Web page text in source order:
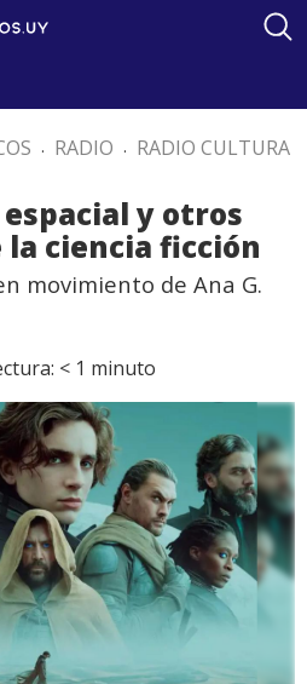
. RADIO . RADIO CULTURA
y otros
ciencia ficción
movimiento de Ana G.
< 1 minuto